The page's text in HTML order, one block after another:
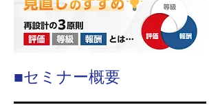
■セミナー概要